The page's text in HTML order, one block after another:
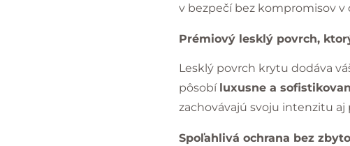
v bezpečí bez kompromisov v
Prémiový lesklý povrch,
Lesklý povrch krytu dodáva
pôsobí luxusne a
zachovávajú svoju intenzitu
Spoľahlivá ochrana bez